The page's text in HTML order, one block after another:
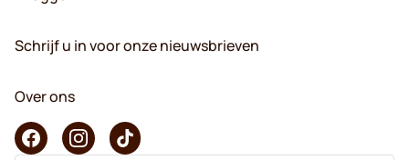
Schrijf u in voor onze nieuwsbrieven
Over ons